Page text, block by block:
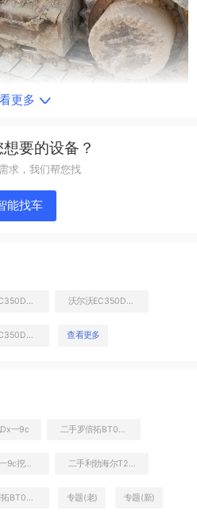
舱室正面整体
更多
要的设备？
求，我们帮您找
能找车
查看更多
一9c
斗山130一9c挖掘机参数
专题(老) 专题(新)